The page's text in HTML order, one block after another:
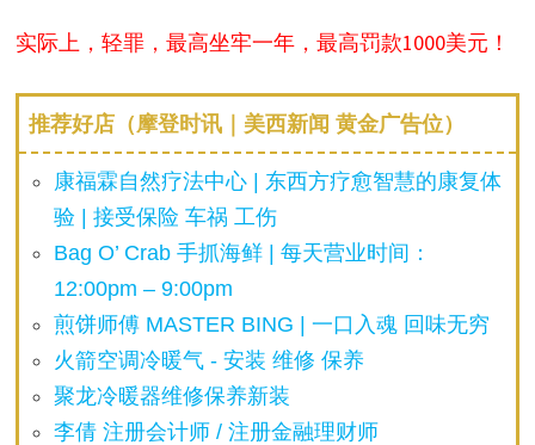
实际上，轻罪，最高坐牢一年，最高罚款1000美元！
推荐好店（摩登时讯｜美西新闻 黄金广告位）
康福霖自然疗法中心 | 东西方疗愈智慧的康复体
验 | 接受保险 车祸 工伤
Bag O’ Crab 手抓海鲜 | 每天营业时间：
12:00pm – 9:00pm
煎饼师傅 MASTER BING | 一口入魂 回味无穷
火箭空调冷暖气 - 安装 维修 保养
聚龙冷暖器维修保养新装
李倩 注册会计师 / 注册金融理财师